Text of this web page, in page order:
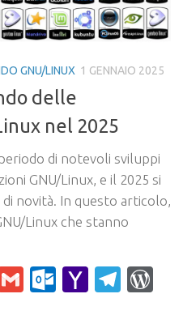
GNU/LINUX 1 GENNAIO 2025
delle
nel 2025
di notevoli sviluppi
GNU/Linux, e il 2025 si
novità. In questo articolo,
Linux che stanno
Diaspora
Gmail Yahoo